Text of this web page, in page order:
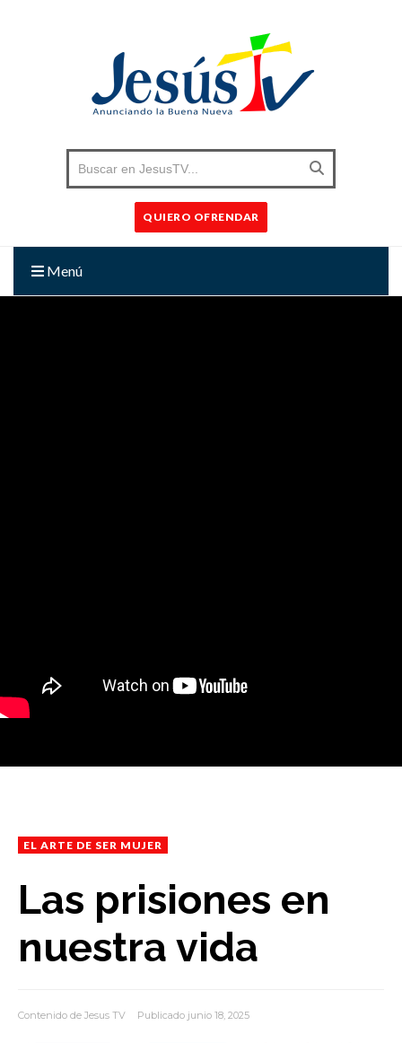
QUIERO OFRENDAR
Menú
EL ARTE DE SER MUJER
Las prisiones en
nuestra vida
Contenido de Jesus TV Publicado junio 18, 2025